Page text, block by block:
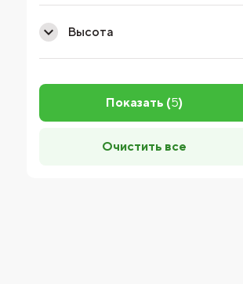
Высота
Показать (5)
Очистить все